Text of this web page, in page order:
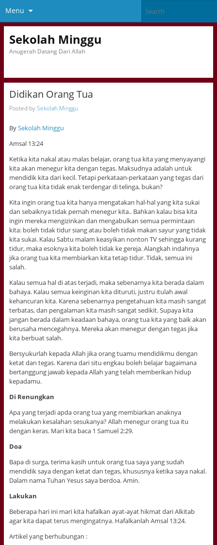
Menu
Sekolah Minggu
Anugerah Datang Dari Allah
Didikan Orang Tua
Posted bySekolah Minggu
BySekolah Minggu
Amsal 13:24
Ketika kita nakal atau malas belajar, orang tua kita yang menyayangi
kita akan menegur kita dengan tegas. Maksudnya adalah untuk
mendidik kita dari kecil. Tetapi perkataan-perkataan yang tegas dari
orang tua kita tidak enak terdengar di telinga, bukan?
Kita ingin orang tua kita hanya mengatakan hal-hal yang kita sukai
dan sebaiknya tidak pernah menegur kita.. Bahkan kalau bisa kita
ingin mereka mengizinkan dan mengabulkan semua permintaan
kita: boleh tidak tidur siang atau boleh tidak makan sayur yang tidak
kita sukai. Kalau Sabtu malam keasyikan nonton TV sehingga kurang
tidur, maka esoknya kita boleh tidak ke gereja. Alangkah indahnya
jika orang tua kita membiarkan kita tetap tidur. Tidak, semua ini
salah.
Kalau semua hal di atas terjadi, maka sebenarnya kita berada dalam
bahaya. Kalau semua keinginan kita dituruti, justru itulah awal
kehancuran kita. Karena sebenarnya pengetahuan kita masih sangat
terbatas, dan pengalaman kita masih sangat sedikit. Supaya kita
jangan berada dalam keadaan bahaya, orang tua kita yang baik akan
berusaha mencegahnya. Mereka akan menegur dengan tegas jika
kita berbuat salah.
Bersyukurlah kepada Allah jika orang tuamu mendidikmu dengan
ketat dan tegas. Karena dari situ engkau boleh belajar bagaimana
bertanggung jawab kepada Allah yang telah memberikan hidup
kepadamu.
Di Renungkan
Apa yang terjadi apda orang tua yang membiarkan anaknya
melakukan kesalahan sesukanya? Allah menegur orang tua itu
dengan keras. Mari kita baca 1 Samuel 2:29.
Doa
Bapa di surga, terima kasih untuk orang tua saya yang sudah
mendidik saya dengan ketat dan tegas, khususnya ketika saya nakal.
Dalam nama Tuhan Yesus saya berdoa. Amin.
Lakukan
Beberapa hari ini mari kita hafalkan ayat-ayat hikmat dari Alkitab
agar kita dapat terus mengingatnya. Hafalkanlah Amsal 13:24.
Artikel yang berhubungan :